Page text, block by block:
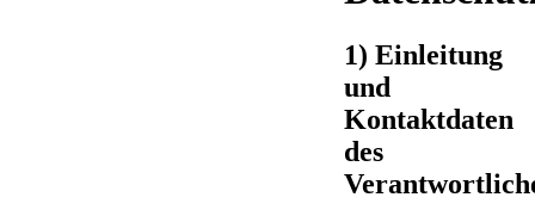
1) Einleitung
und
Kontaktdaten
des